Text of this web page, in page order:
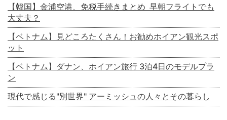
【韓国】金浦空港、免税手続きまとめ 早朝フライトでも
大丈夫？
【ベトナム】見どころたくさん！お勧めホイアン観光スポ
ット
【ベトナム】ダナン、ホイアン旅行 3泊4日のモデルプラ
ン
現代で感じる"別世界" アーミッシュの人々とその暮らし